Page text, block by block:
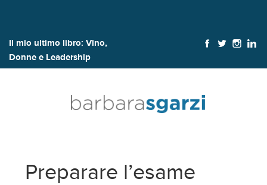
Il mio ultimo libro: Vino,
Donne e Leadership
Preparare l’esame